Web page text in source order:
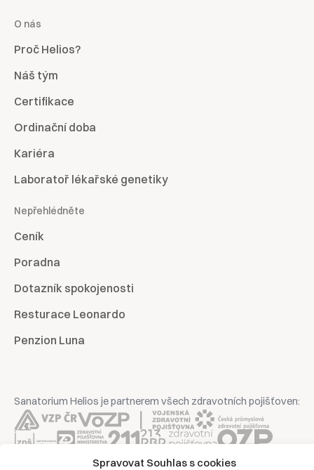
Spravovat Souhlas s cookies
O nás
Proč Helios?
Náš tým
Certifikace
Ordinační doba
Kariéra
Laboratoř lékařské genetiky
Nepřehlédněte
Ceník
Poradna
Dotazník spokojenosti
Resturace Leonardo
Penzion Luna
Sanatorium Helios je partnerem všech zdravotních pojišťoven: